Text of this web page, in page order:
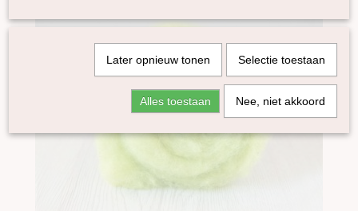
Later opnieuw tonen Selectie toestaan
Alles toestaan Nee, niet akkoord